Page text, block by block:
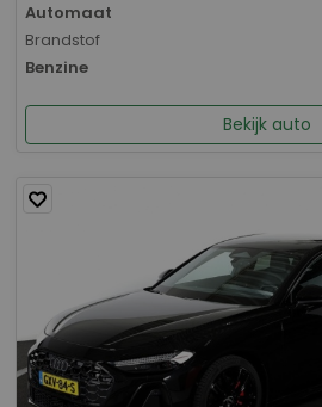
Automaat
Brandstof
Benzine
Bekijk auto